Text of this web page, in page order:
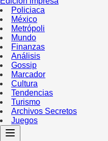
Policiaca
México
Metrópoli
Mundo
Finanzas
Análisis
Gossip
Marcador
Cultura
Tendencias
Turismo
Archivos Secretos
Juegos